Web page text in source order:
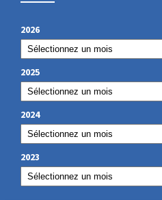
2026
2025
2024
2023